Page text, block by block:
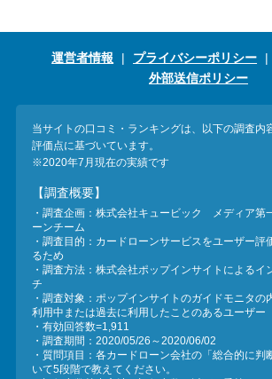
運営者情報 プライバシーポリシー
外部送信ポリシー
当サイトの口コミ・ランキングは、以下の調査内
評価点に基づいています。
※2020年7月現在の実績です
【調査概要】
・調査企画：株式会社キュービック メディア
ーンチーム
・調査目的：カードローンサービスをユーザー評
るため
・調査方法：株式会社ポップインサイトによるイ
チ
・調査対象：ポップインサイトのガイドモニタの
利用中または過去に利用したことのあるユーザー
・有効回答数=1,911
・調査期間：2020/05/26～2020/06/02
・質問項目：各カードローン会社の「総合的に判
いて5段階で教えてください。